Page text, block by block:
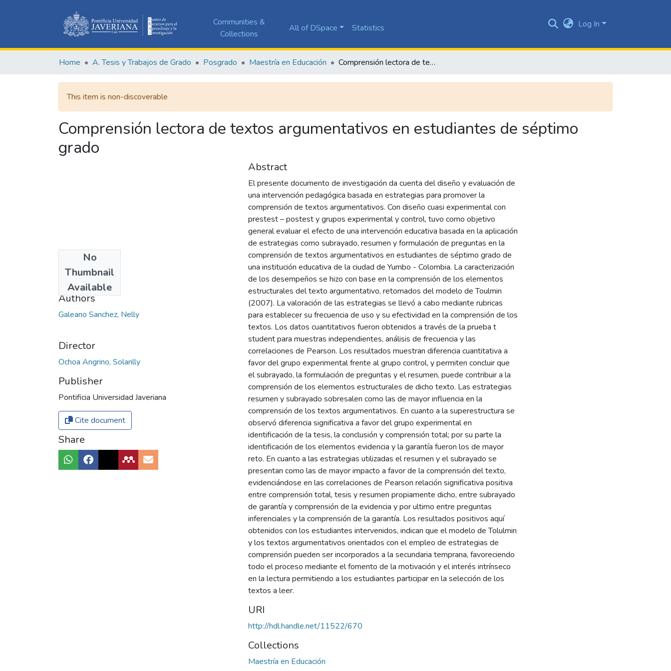
Communities &
Collections
All of DSpace Statistics Log In
Home A. Tesis y Trabajos de Grado Posgrado Maestría en Educación Comprensión lectora de textos argumentativos en estudiantes de séptimo grado
This item is non-discoverable
Comprensión lectora de textos argumentativos en estudiantes de séptimo
grado
No
Thumbnail
Available
2021
Authors
Galeano Sanchez, Nelly
Director
Ochoa Angrino, Solanlly
Publisher
Pontificia Universidad Javeriana
Cite document
Share
Abstract
El presente documento de investigación da cuenta del diseño y evaluación de
una intervención pedagógica basada en estrategias para promover la
comprensión de textos argumentativos. Con diseño cuasi experimental con
prestest – postest y grupos experimental y control, tuvo como objetivo
general evaluar el efecto de una intervención educativa basada en la aplicación
de estrategias como subrayado, resumen y formulación de preguntas en la
comprensión de textos argumentativos en estudiantes de séptimo grado de
una institución educativa de la ciudad de Yumbo - Colombia. La caracterización
de los desempeños se hizo con base en la comprensión de los elementos
estructurales del texto argumentativo, retomados del modelo de Toulmin
(2007). La valoración de las estrategias se llevó a cabo mediante rubricas
para establecer su frecuencia de uso y su efectividad en la comprensión de los
textos. Los datos cuantitativos fueron obtenidos a través de la prueba t
student para muestras independientes, análisis de frecuencia y las
correlaciones de Pearson. Los resultados muestran diferencia cuantitativa a
favor del grupo experimental frente al grupo control, y permiten concluir que
el subrayado, la formulación de preguntas y el resumen, puede contribuir a la
comprensión de los elementos estructurales de dicho texto. Las estrategias
resumen y subrayado sobresalen como las de mayor influencia en la
comprensión de los textos argumentativos. En cuanto a la superestructura se
observó diferencia significativa a favor del grupo experimental en
identificación de la tesis, la conclusión y comprensión total; por su parte la
identificación de los elementos evidencia y la garantía fueron los de mayor
reto. En cuanto a las estrategias utilizadas el resumen y el subrayado se
presentan como las de mayor impacto a favor de la comprensión del texto,
evidenciándose en las correlaciones de Pearson relación significativa positiva
entre comprensión total, tesis y resumen propiamente dicho, entre subrayado
de garantía y comprensión de la evidencia y por ultimo entre preguntas
inferenciales y la comprensión de la garantía. Los resultados positivos aquí
obtenidos con los estudiantes intervenidos, indican que el modelo de Tolulmin
y los textos argumentativos orientados con el empleo de estrategias de
comprensión pueden ser incorporados a la secundaria temprana, favoreciendo
todo el proceso mediante el fomento de la motivación y el interés intrínseco
en la lectura permitiendo a los estudiantes participar en la selección de los
textos a leer.
URI
http://hdl.handle.net/11522/670
Collections
Maestría en Educación